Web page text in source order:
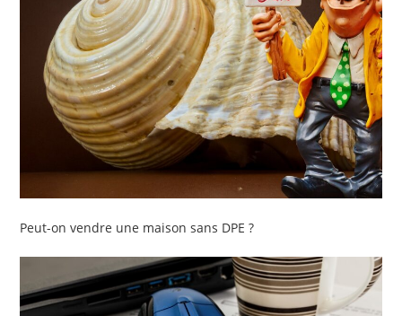
Peut-on vendre une maison sans DPE ?